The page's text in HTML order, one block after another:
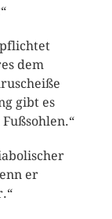
dem
gibt es
er